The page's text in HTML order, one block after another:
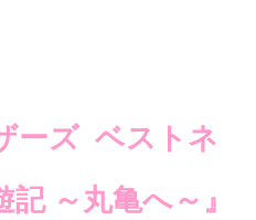
ーズ ベストネ
～丸亀へ～』